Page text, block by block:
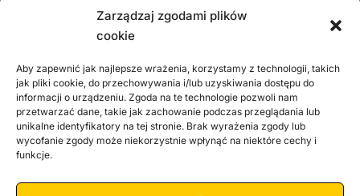
Zarządzaj zgodami plików
cookie
Aby zapewnić jak najlepsze wrażenia, korzystamy z technologii, takich
jak pliki cookie, do przechowywania i/lub uzyskiwania dostępu do
informacji o urządzeniu. Zgoda na te technologie pozwoli nam
przetwarzać dane, takie jak zachowanie podczas przeglądania lub
unikalne identyfikatory na tej stronie. Brak wyrażenia zgody lub
wycofanie zgody może niekorzystnie wpłynąć na niektóre cechy i
funkcje.
Reklama
Rodo
Kontakt
Informacje dla